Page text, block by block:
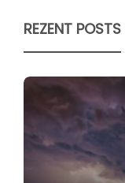
REZENT POSTS